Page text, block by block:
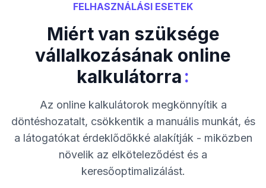
FELHASZNÁLÁSI ESETEK
Miért van szüksége
vállalkozásának online
kalkulátorra:
Az online kalkulátorok megkönnyítik a
döntéshozatalt, csökkentik a manuális munkát, és
a látogatókat érdeklődőkké alakítják - miközben
növelik az elköteleződést és a
keresőoptimalizálást.